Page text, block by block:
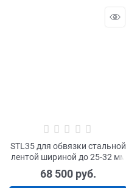
STL35 для обвязки стальной
лентой шириной до 25-32 мм
68 500 руб.